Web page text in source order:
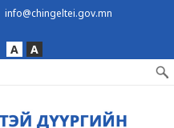
info@chingeltei.gov.mn
A A